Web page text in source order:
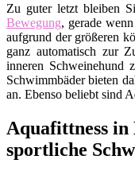
Zu guter letzt bleiben
Bewegung, gerade
aufgrund der größeren
ganz automatisch zur
inneren Schweinehund
Schwimmbäder bieten
an. Ebenso beliebt sind
Aquafittness
sportliche